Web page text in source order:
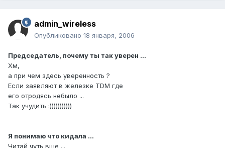
admin_wireless
Опубликовано 18 января, 2006
Председатель, почему ты так уверен ...
Хм,
а при чем здесь уверенность ?
Если заявляют в железке TDM где
его отродясь небыло ...
Так учудить :)))))))))))
Я понимаю что кидала ...
Читай чуть вше ...